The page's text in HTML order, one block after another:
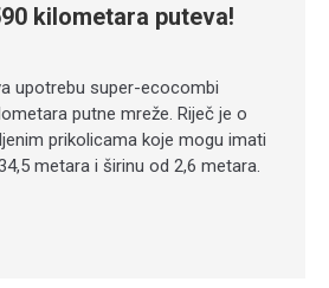
kilometara puteva!
upotrebu super-ecocombi
putne mreže. Riječ je o
prikolicama koje mogu imati
metara i širinu od 2,6 metara.